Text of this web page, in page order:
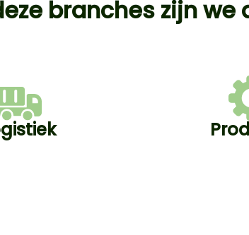
branches zijn we